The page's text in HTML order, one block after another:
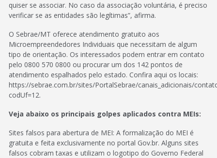
quiser se associar. No caso da associação voluntária, é preciso
verificar se as entidades são legítimas”, afirma.
O Sebrae/MT oferece atendimento gratuito aos
Microempreendedores Individuais que necessitam de algum
tipo de orientação. Os interessados podem entrar em contato
pelo 0800 570 0800 ou procurar um dos 142 pontos de
atendimento espalhados pelo estado. Confira aqui os locais:
https://sebrae.com.br/sites/PortalSebrae/canais_adicionais/
codUf=12.
Veja abaixo os principais golpes aplicados contra MEIs:
Sites falsos para abertura de MEI: A formalização do MEI é
gratuita e feita exclusivamente no portal Gov.br. Alguns sites
falsos cobram taxas e utilizam o logotipo do Governo Federal